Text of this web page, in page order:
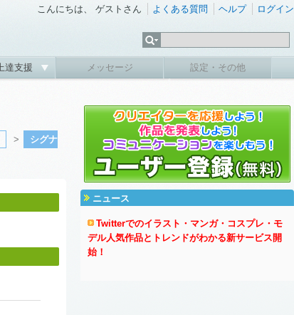
こんにちは、 ゲストさん よくある質問 ヘルプ ログイン
達支援 メッセージ 設定・その他
>
シグナ
ニュース
Twitterでのイラスト・マンガ・コスプレ・モ
デル人気作品とトレンドがわかる新サービス開
始！